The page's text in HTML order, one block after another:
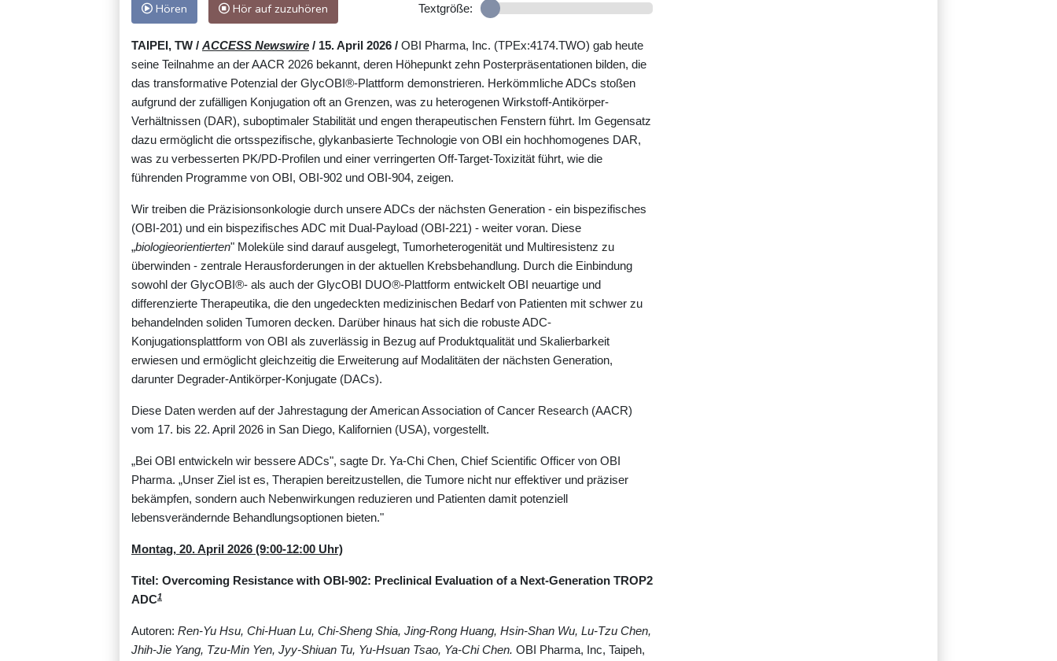
Hören Hör auf zuzuhören Textgröße:
TAIPEI, TW / ACCESS Newswire / 15. April 2026 / OBI Pharma, Inc. (TPEx:4174.TWO) gab heute
seine Teilnahme an der AACR 2026 bekannt, deren Höhepunkt zehn Posterpräsentationen bilden, die
das transformative Potenzial der GlycOBI®-Plattform demonstrieren. Herkömmliche ADCs stoßen
aufgrund der zufälligen Konjugation oft an Grenzen, was zu heterogenen Wirkstoff-Antikörper-
Verhältnissen (DAR), suboptimaler Stabilität und engen therapeutischen Fenstern führt. Im Gegensatz
dazu ermöglicht die ortsspezifische, glykanbasierte Technologie von OBI ein hochhomogenes DAR,
was zu verbesserten PK/PD-Profilen und einer verringerten Off-Target-Toxizität führt, wie die
führenden Programme von OBI, OBI-902 und OBI-904, zeigen.
Wir treiben die Präzisionsonkologie durch unsere ADCs der nächsten Generation - ein bispezifisches
(OBI-201) und ein bispezifisches ADC mit Dual-Payload (OBI-221) - weiter voran. Diese
„biologieorientierten" Moleküle sind darauf ausgelegt, Tumorheterogenität und Multiresistenz zu
überwinden - zentrale Herausforderungen in der aktuellen Krebsbehandlung. Durch die Einbindung
sowohl der GlycOBI®- als auch der GlycOBI DUO®-Plattform entwickelt OBI neuartige und
differenzierte Therapeutika, die den ungedeckten medizinischen Bedarf von Patienten mit schwer zu
behandelnden soliden Tumoren decken. Darüber hinaus hat sich die robuste ADC-
Konjugationsplattform von OBI als zuverlässig in Bezug auf Produktqualität und Skalierbarkeit
erwiesen und ermöglicht gleichzeitig die Erweiterung auf Modalitäten der nächsten Generation,
darunter Degrader-Antikörper-Konjugate (DACs).
Diese Daten werden auf der Jahrestagung der American Association of Cancer Research (AACR)
vom 17. bis 22. April 2026 in San Diego, Kalifornien (USA), vorgestellt.
„Bei OBI entwickeln wir bessere ADCs", sagte Dr. Ya-Chi Chen, Chief Scientific Officer von OBI
Pharma. „Unser Ziel ist es, Therapien bereitzustellen, die Tumore nicht nur effektiver und präziser
bekämpfen, sondern auch Nebenwirkungen reduzieren und Patienten damit potenziell
lebensverändernde Behandlungsoptionen bieten."
Montag, 20. April 2026 (9:00-12:00 Uhr)
Titel: Overcoming Resistance with OBI-902: Preclinical Evaluation of a Next-Generation TROP2
ADC1
Autoren: Ren-Yu Hsu, Chi-Huan Lu, Chi-Sheng Shia, Jing-Rong Huang, Hsin-Shan Wu, Lu-Tzu Chen,
Jhih-Jie Yang, Tzu-Min Yen, Jyy-Shiuan Tu, Yu-Hsuan Tsao, Ya-Chi Chen. OBI Pharma, Inc, Taipeh,